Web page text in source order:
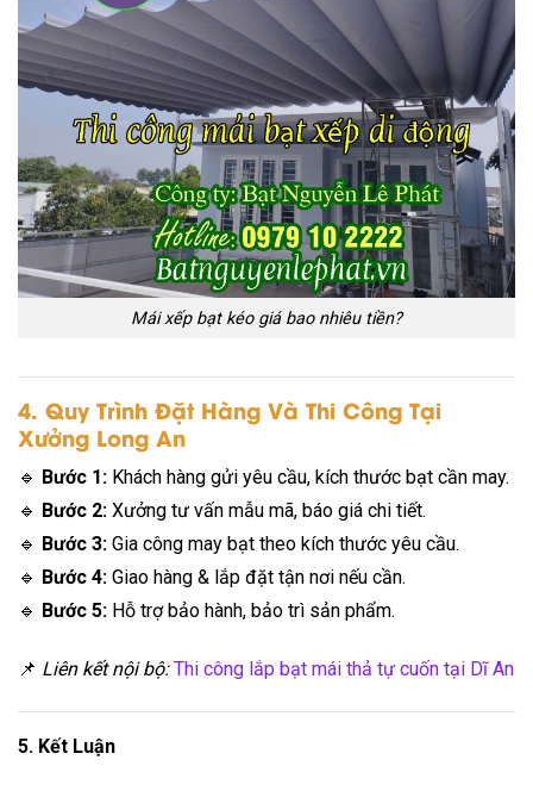
Mái xếp bạt kéo giá bao nhiêu tiền?
4. Quy Trình Đặt Hàng Và Thi Công Tại
Xưởng Long An
🔹 Bước 1: Khách hàng gửi yêu cầu, kích thước bạt cần may.
🔹 Bước 2: Xưởng tư vấn mẫu mã, báo giá chi tiết.
🔹 Bước 3: Gia công may bạt theo kích thước yêu cầu.
🔹 Bước 4: Giao hàng & lắp đặt tận nơi nếu cần.
🔹 Bước 5: Hỗ trợ bảo hành, bảo trì sản phẩm.
📌 Liên kết nội bộ: Thi công lắp bạt mái thả tự cuốn tại Dĩ An
5. Kết Luận